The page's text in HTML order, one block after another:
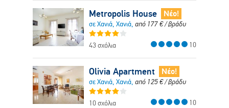
Metropolis House Νέο!
σε Χανιά, Χανιά, από 177€/ βράδυ
43 σχόλια 10
Olivia Apartment Νέο!
σε Χανιά, Χανιά, από 125€/ βράδυ
10 σχόλια 10